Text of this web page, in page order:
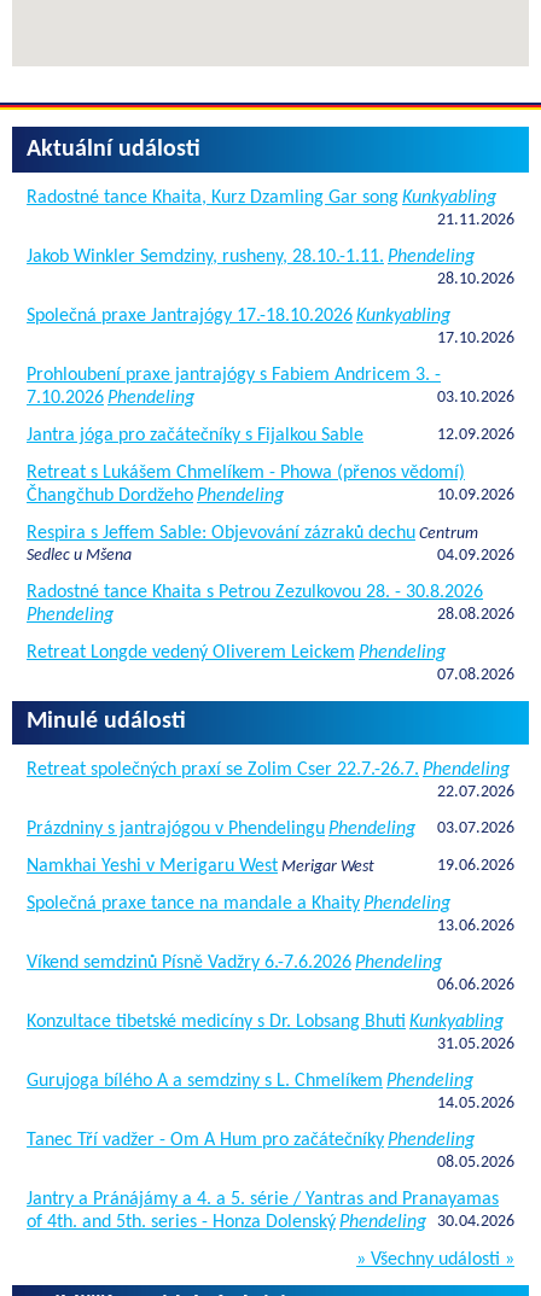
Aktuální události
Radostné tance Khaita, Kurz Dzamling Gar songKunkyabling
21.11.2026
Jakob Winkler Semdziny, rusheny, 28.10.-1.11. Phendeling
28.10.2026
Společná praxe Jantrajógy 17.-18.10.2026Kunkyabling
17.10.2026
Prohloubení praxe jantrajógy s Fabiem Andricem 3. -
7.10.2026Phendeling 03.10.2026
Jantra jóga pro začátečníky s Fijalkou Sable 12.09.2026
Retreat s Lukášem Chmelíkem - Phowa (přenos vědomí)
Čhangčhub DordžehoPhendeling 10.09.2026
Respira s Jeffem Sable: Objevování zázraků dechu Centrum
Sedlec u Mšena
04.09.2026
Radostné tance Khaita s Petrou Zezulkovou 28. - 30.8.2026
Phendeling
28.08.2026
Retreat Longde vedený Oliverem Leickem Phendeling
07.08.2026
Minulé události
Retreat společných praxí se Zolim Cser 22.7.-26.7. Phendeling
22.07.2026
Prázdniny s jantrajógou v PhendelinguPhendeling 03.07.2026
Namkhai Yeshi v Merigaru West Merigar West 19.06.2026
Společná praxe tance na mandale a KhaityPhendeling
13.06.2026
Víkend semdzinů Písně Vadžry 6.-7.6.2026Phendeling
06.06.2026
Konzultace tibetské medicíny s Dr. Lobsang Bhuti Kunkyabling
31.05.2026
Gurujoga bílého A a semdziny s L. Chmelíkem Phendeling
14.05.2026
Tanec Tří vadžer - Om A Hum pro začátečníkyPhendeling
08.05.2026
Jantry a Pránájámy a 4. a 5. série / Yantras and Pranayamas
of 4th. and 5th. series - Honza DolenskýPhendeling 30.04.2026
» Všechny události »